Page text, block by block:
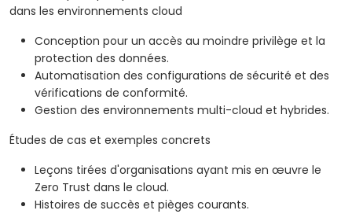
dans les environnements cloud
Conception pour un accès au moindre privilège et la
protection des données.
Automatisation des configurations de sécurité et des
vérifications de conformité.
Gestion des environnements multi-cloud et hybrides.
Études de cas et exemples concrets
Leçons tirées d'organisations ayant mis en œuvre le
Zero Trust dans le cloud.
Histoires de succès et pièges courants.